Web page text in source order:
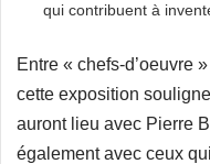
qui contribuent à
Entre « chefs-d’oeuvre
cette exposition
auront lieu avec Pierre
également avec ceux